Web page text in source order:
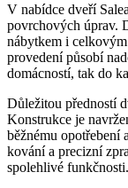
V nabídce dveří
povrchových úprav.
nábytkem i
provedení působí
domácností, tak do
Důležitou předností
Konstrukce je
běžnému
kování a precizní
spolehlivé funkčnosti.